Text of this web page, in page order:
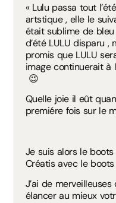
« Lulu passa tout
artstique , elle le
était sublime de
d’été LULU disparu
promis que LULU
image continuerait à
😉
Quelle joie il eût
premiére fois sur le
Je suis alors le
Créatis avec le
J’ai de
élancer au mieux